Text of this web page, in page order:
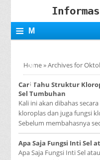
≡ M
N
U
Home»Archives for
Cari Tahu Struktur
Sel Tumbuhan
Kali ini akan dibahas
kloroplas dan juga fungsi
Sebelum membahasnya
Apa Saja Fungsi Inti Sel
Apa Saja Fungsi Inti Sel